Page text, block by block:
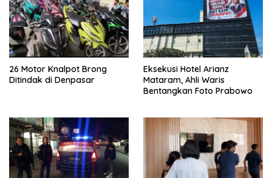
26 Motor Knalpot Brong
Ditindak di Denpasar
Eksekusi Hotel Arianz
Mataram, Ahli Waris
Bentangkan Foto Prabowo